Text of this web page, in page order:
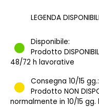
LEGENDA
Disponibile:
Prodotto
48/72 h lavorative
Consegna 10/15 gg.:
Prodotto NON
normalmente in 10/15